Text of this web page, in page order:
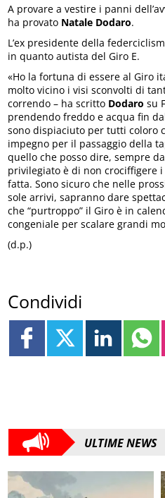
A provare a vestire i panni
ha provato Natale Dodaro.
L’ex presidente della
in quanto autista del Giro E.
«Ho la fortuna di essere al Giro
molto vicino i visi sconvolti di
correndo – ha scritto Dodaro su
prendendo freddo e acqua fin
sono dispiaciuto per tutti coloro
impegno per il passaggio della
quello che posso dire, sempre
privilegiato è di non crociffigere
fatta. Sono sicuro che nelle
sole arrivi, sapranno dare
che “purtroppo” il Giro è in
congeniale per scalare grandi
(d.p.)
Condividi
ULTIME NEWS